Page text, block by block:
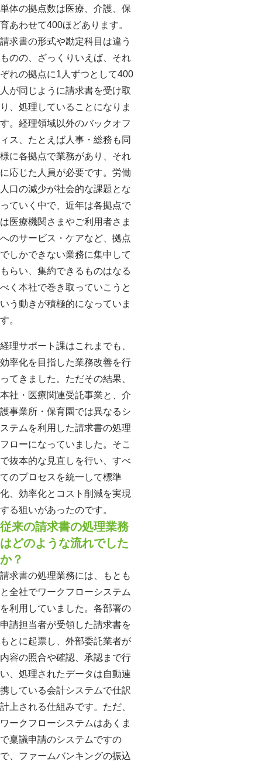
単体の拠点数は医療、介護、保
育あわせて400ほどあります。
請求書の形式や勘定科目は違う
ものの、ざっくりいえば、それ
ぞれの拠点に1人ずつとして400
人が同じように請求書を受け取
り、処理していることになりま
す。経理領域以外のバックオフ
ィス、たとえば人事・総務も同
様に各拠点で業務があり、それ
に応じた人員が必要です。労働
人口の減少が社会的な課題とな
っていく中で、近年は各拠点で
は医療機関さまやご利用者さま
へのサービス・ケアなど、拠点
でしかできない業務に集中して
もらい、集約できるものはなる
べく本社で巻き取っていこうと
いう動きが積極的になっていま
す。
経理サポート課はこれまでも、
効率化を目指した業務改善を行
ってきました。ただその結果、
本社・医療関連受託事業と、介
護事業所・保育園では異なるシ
ステムを利用した請求書の処理
フローになっていました。そこ
で抜本的な見直しを行い、すべ
てのプロセスを統一して標準
化、効率化とコスト削減を実現
する狙いがあったのです。
従来の請求書の処理業務
はどのような流れでした
か？
請求書の処理業務には、もとも
と全社でワークフローシステム
を利用していました。各部署の
申請担当者が受領した請求書を
もとに起票し、外部委託業者が
内容の照合や確認、承認まで行
い、処理されたデータは自動連
携している会計システムで仕訳
計上される仕組みです。ただ、
ワークフローシステムはあくま
で稟議申請のシステムですの
で、ファームバンキングの振込